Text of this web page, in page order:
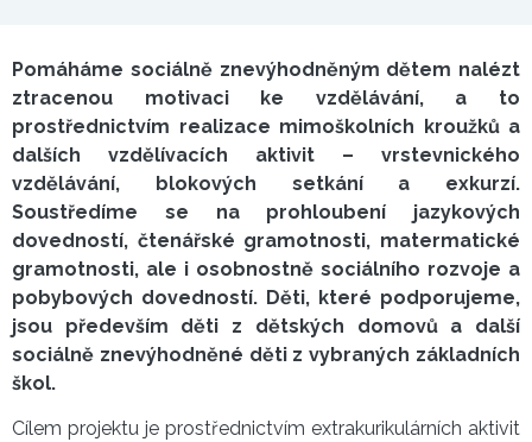
Pomáháme sociálně znevýhodněným dětem nalézt
ztracenou motivaci ke vzdělávání, a to
prostřednictvím realizace mimoškolních kroužků a
dalších vzdělívacích aktivit – vrstevnického
vzdělávání, blokových setkání a exkurzí.
Soustředíme se na prohloubení jazykových
dovedností, čtenářské gramotnosti, matermatické
gramotnosti, ale i osobnostně sociálního rozvoje a
pobybových dovedností. Děti, které podporujeme,
jsou především děti z dětských domovů a další
sociálně znevýhodněné děti z vybraných základních
škol.
Cílem projektu je prostřednictvím extrakurikulárních aktivit